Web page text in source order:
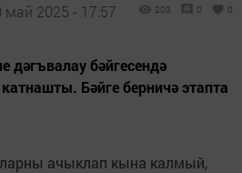
май 2025 - 17:57 203 0 0
дәгъвалау бәйгесендә
Бәйге берничә этапта
ачыклап кына калмый,